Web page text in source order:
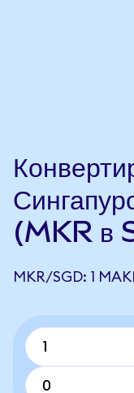
(MKR в
MKR/SGD: 1